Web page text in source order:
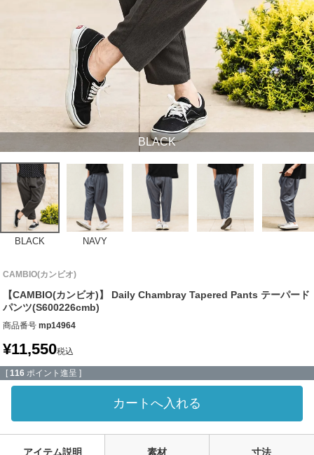
BLACK
BLACK NAVY
CAMBIO(カンビオ)
【CAMBIO(カンビオ)】 Daily Chambray Tapered Pants テーパード
パンツ(S600226cmb)
商品番号 mp14964
¥11,550税込
[ 116 ポイント進呈 ]
カートへ入れる
アイテム説明 素材 寸法